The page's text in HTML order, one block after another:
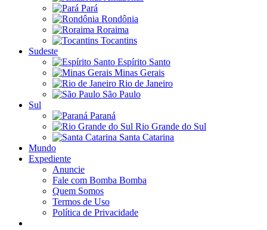
Pará
Rondônia
Roraima
Tocantins
Sudeste
Espírito Santo
Minas Gerais
Rio de Janeiro
São Paulo
Sul
Paraná
Rio Grande do Sul
Santa Catarina
Mundo
Expediente
Anuncie
Fale com Bomba Bomba
Quem Somos
Termos de Uso
Política de Privacidade